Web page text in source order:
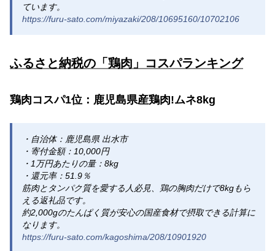
ています。
https://furu-sato.com/miyazaki/208/10695160/10702106
ふるさと納税の「鶏肉」コスパランキング
鶏肉コスパ1位：鹿児島県産鶏肉!ムネ8kg
・自治体：鹿児島県 出水市
・寄付金額：10,000円
・1万円あたりの量：8kg
・還元率：51.9％
筋肉とタンパク質を愛する人必見、鶏の胸肉だけで8kgもら
える返礼品です。
約2,000gのたんぱく質が安心の国産食材で摂取できる計算に
なります。
https://furu-sato.com/kagoshima/208/10901920